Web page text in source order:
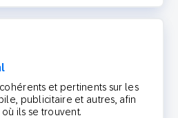
et pertinents sur les
publicitaire et autres, afin
ils se trouvent.